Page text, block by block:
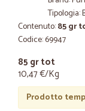
Tipologia:
Contenuto:85 gr
Codice: 69947
85 gr tot
10,47 €/Kg
Prodotto